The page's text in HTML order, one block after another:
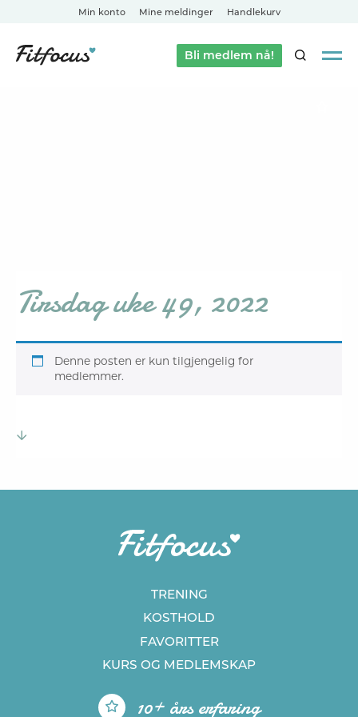
Min konto Mine meldinger Handlekurv
Bli medlem nå!SØK
Tirsdag uke 49, 2022
Denne posten er kun tilgjengelig for
medlemmer.
TRENING
KOSTHOLD
FAVORITTER
KURS OG MEDLEMSKAP
10+ års erfaring